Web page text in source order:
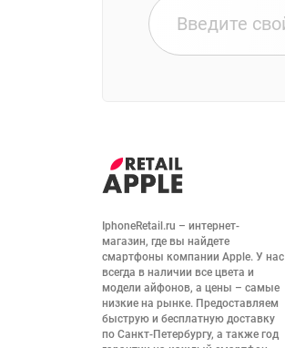
IphoneRetail.ru – интернет-
магазин, где вы найдете
смартфоны компании Apple. У нас
всегда в наличии все цвета и
модели айфонов, а цены – самые
низкие на рынке. Предоставляем
быструю и бесплатную доставку
по Санкт-Петербургу, а также год